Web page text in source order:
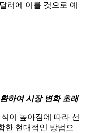
러에 이를 것으로 예
하여 시장 변화 초래
이 높아짐에 따라 선
한 현대적인 방법으